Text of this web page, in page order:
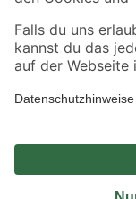
Alle Preisangaben in EUR
Umständen nicht in allen
Produkte nur solange der
*Paketversand ab 59 €
Nutzungsbedingungen